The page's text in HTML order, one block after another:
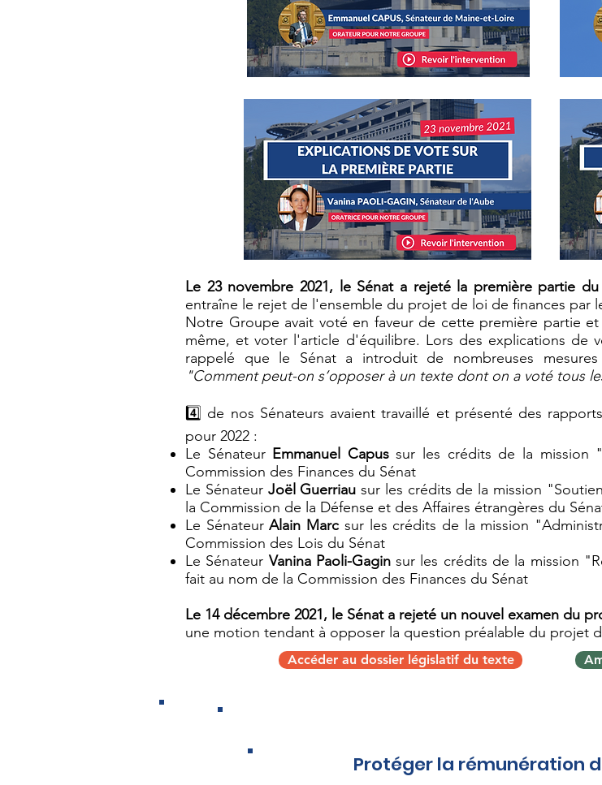
Le 23 novembre 2021, le Sénat a rejeté la première partie
entraîne le rejet de l'ensemble du projet de loi de finances par
Notre Groupe avait voté en faveur de cette première partie
même, et voter l'article d'équilibre. Lors des explications de
rappelé que le Sénat a introduit de nombreuses
"Comment peut-on s’opposer à un texte dont on a voté tous
4️⃣ de nos Sénateurs avaient travaillé et présenté des
pour 2022 :
Le Sénateur Emmanuel Capussur les crédits de la mission
Commission des Finances du Sénat
Le Sénateur Joël Guerriau sur les crédits de la mission
la Commission de la Défense et des Affaires étrangères du
Le SénateurAlain Marc sur les crédits de la mission
Commission des Lois du Sénat
Le Sénateur Vanina Paoli-Gaginsur les crédits de la mission
fait au nom de la Commission des Finances du Sénat
Le 14 décembre 2021, le Sénat a rejeté un nouvel examen du
une motion tendant à opposer la question préalable du projet
Accéder au dossier législatif du texte
Protéger la rémunération